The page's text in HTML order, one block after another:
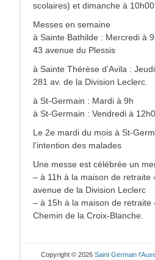
scolaires) et dimanche à 10h00
Messes en semaine
à Sainte Bathilde : Mercredi à
43 avenue du Plessis
à Sainte Thérèse d’Avila :
281 av. de la Division Leclerc.
à St-Germain : Mardi à 9h
à St-Germain : Vendredi à
Le 2e mardi du mois à St-
l’intention des malades
Une messe est célébrée un
– à 11h à la maison de retraite
avenue de la Division Leclerc
– à 15h à la maison de retraite
Chemin de la Croix-Blanche.
Copyright © 2026 Saint Germain